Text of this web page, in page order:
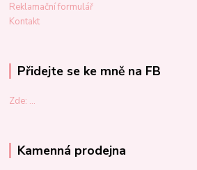
Reklamační formulář
Kontakt
Přidejte se ke mně na FB
Zde: ...
Kamenná prodejna